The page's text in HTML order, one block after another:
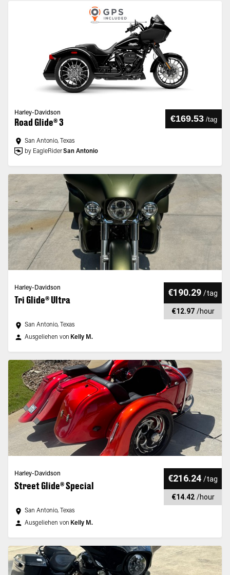
Harley-Davidson
Road Glide® 3 €169.53 /tag
San Antonio, Texas
by EagleRiderSan Antonio
Harley-Davidson
Tri Glide® Ultra
€190.29 /tag
€12.97 /hour
San Antonio, Texas
Ausgeliehen von Kelly M.
Harley-Davidson
Street Glide® Special
€216.24 /tag
€14.42 /hour
San Antonio, Texas
Ausgeliehen von Kelly M.